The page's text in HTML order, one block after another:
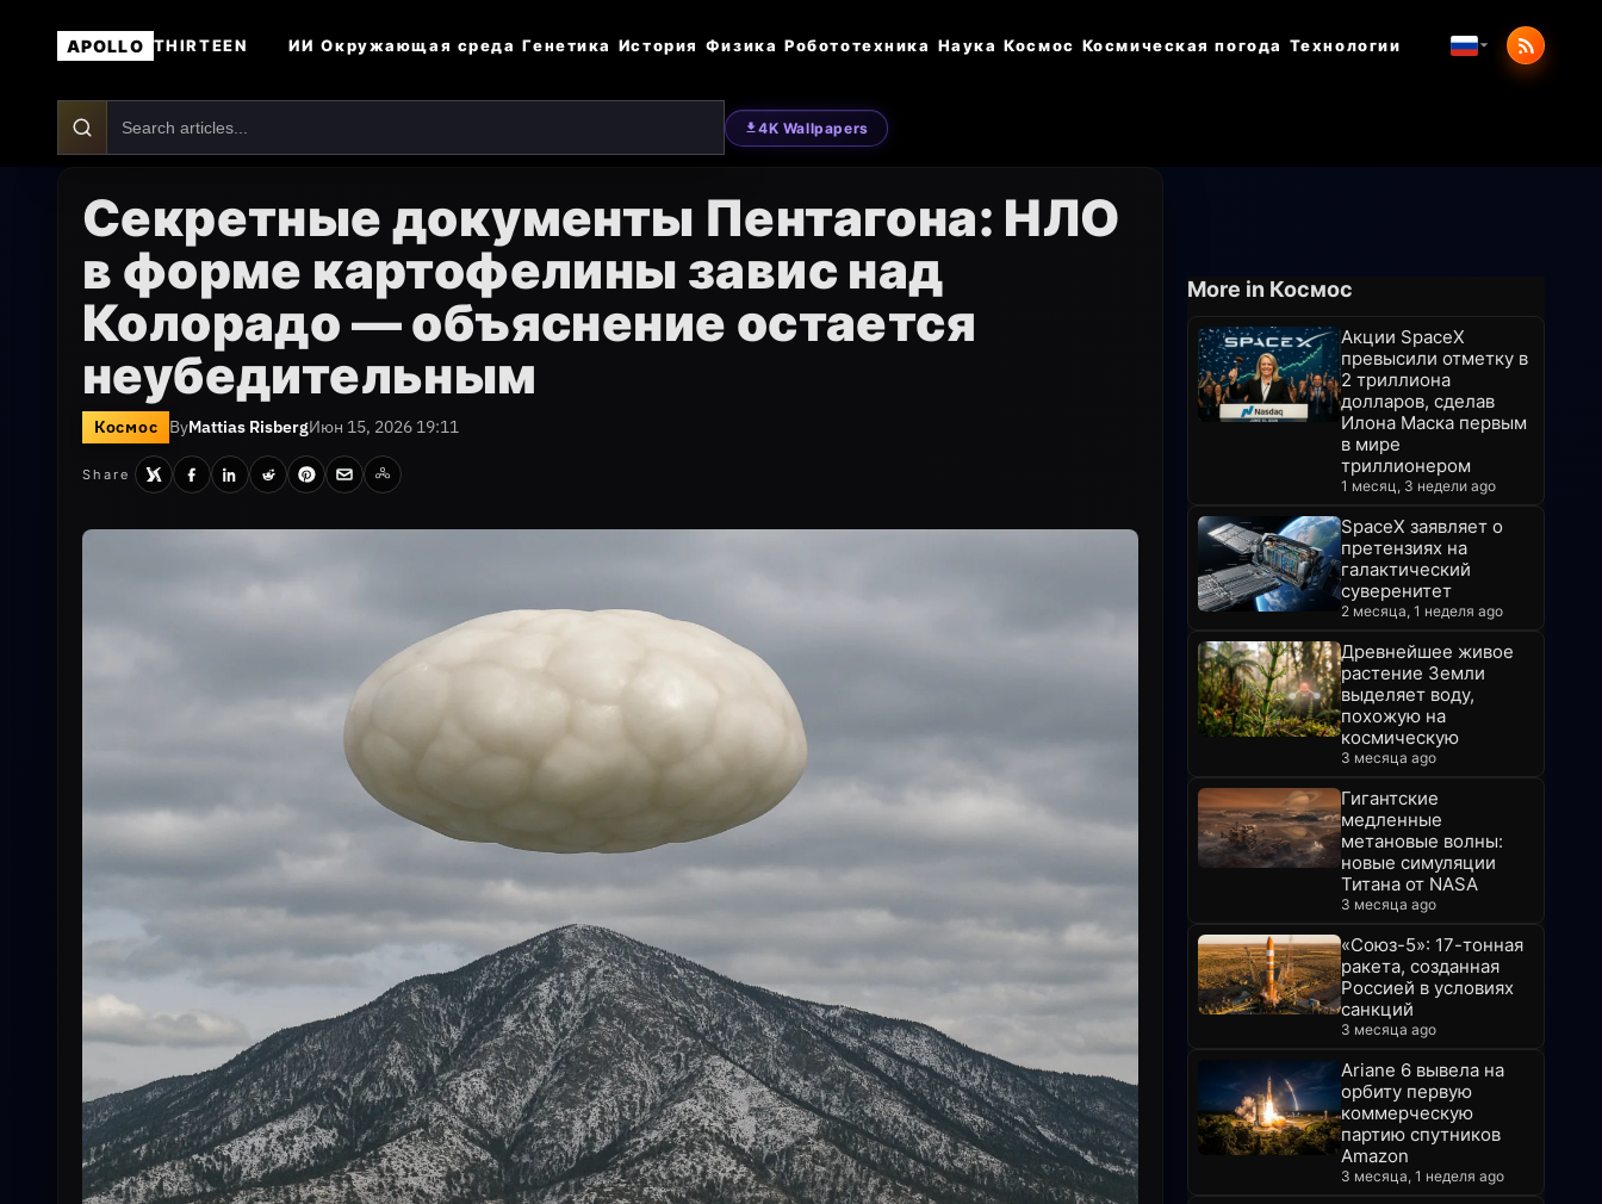
APOLLO THIRTEEN ИИ Окружающая среда Генетика История Физика Робототехника Наука Космос Космическая погода Технологии
4K Wallpapers
Секретные документы Пентагона: НЛО
в форме картофелины завис над
Колорадо — объяснение остается
неубедительным
Космос ByMattias RisbergИюн 15, 2026 19:11
Share
More in Космос
Акции SpaceX
превысили отметку в
2 триллиона
долларов, сделав
Илона Маска первым
в мире
триллионером
1 месяц, 3 недели ago
SpaceX заявляет о
претензиях на
галактический
суверенитет
2 месяца, 1 неделя ago
Древнейшее живое
растение Земли
выделяет воду,
похожую на
космическую
3 месяца ago
Гигантские
медленные
метановые волны:
новые симуляции
Титана от NASA
3 месяца ago
«Союз-5»: 17-тонная
ракета, созданная
Россией в условиях
санкций
3 месяца ago
Ariane 6 вывела на
орбиту первую
коммерческую
партию спутников
Amazon
3 месяца, 1 неделя ago